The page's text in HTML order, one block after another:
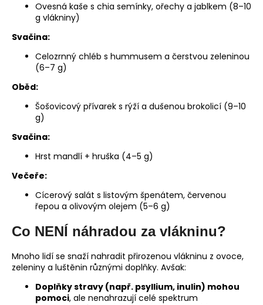
Ovesná kaše s chia semínky, ořechy a jablkem (8–10
g vlákniny)
Svačina:
Celozrnný chléb s hummusem a čerstvou zeleninou
(6–7 g)
Oběd:
Šošovicový přívarek s rýží a dušenou brokolicí (9–10
g)
Svačina:
Hrst mandlí + hruška (4–5 g)
Večeře:
Cícerový salát s listovým špenátem, červenou
řepou a olivovým olejem (5–6 g)
Co NENÍ náhradou za vlákninu?
Mnoho lidí se snaží nahradit přirozenou vlákninu z ovoce,
zeleniny a luštěnin různými doplňky. Avšak:
Doplňky stravy (např. psyllium, inulin) mohou
pomoci, ale nenahrazují celé spektrum